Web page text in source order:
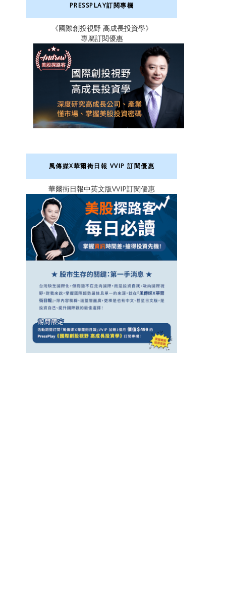
PRESSPLAY訂閱專欄
《國際創投視野 高成長投資學》
專屬訂閱優惠
風傳媒X華爾街日報 VVIP 訂閱優惠
華爾街日報中英文版VVIP訂閱優惠